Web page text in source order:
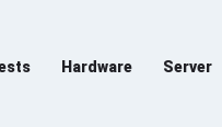
Hardware Server